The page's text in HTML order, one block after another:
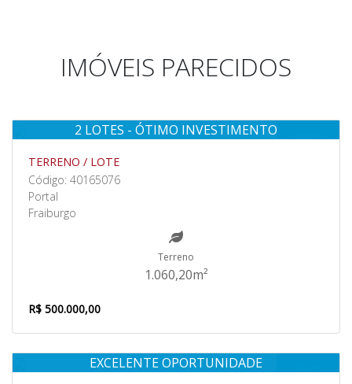
IMÓVEIS PARECIDOS
Venda
2 LOTES - ÓTIMO INVESTIMENTO
TERRENO / LOTE
Código: 40165076
Portal
Fraiburgo
Terreno
1.060,20m²
R$ 500.000,00
Venda
EXCELENTE OPORTUNIDADE